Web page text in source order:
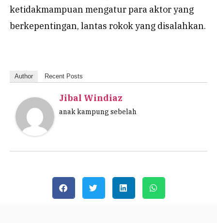
ketidakmampuan mengatur para aktor yang
berkepentingan, lantas rokok yang disalahkan.
Author Recent Posts
Jibal Windiaz
anak kampung sebelah